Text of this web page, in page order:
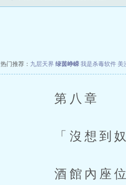
热门推荐： 九层天界 绿茵峥嵘 我是杀毒软件 美
第八章
「沒想到奴
酒館內座位